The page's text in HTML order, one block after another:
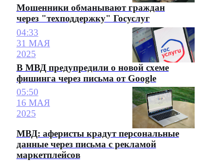
Мошенники обманывают граждан
через "техподдержку" Госуслуг
04:33
31 МАЯ
2025
В МВД предупредили о новой схеме
фишинга через письма от Google
05:50
16 МАЯ
2025
МВД: аферисты крадут персональные
данные через письма с рекламой
маркетплейсов